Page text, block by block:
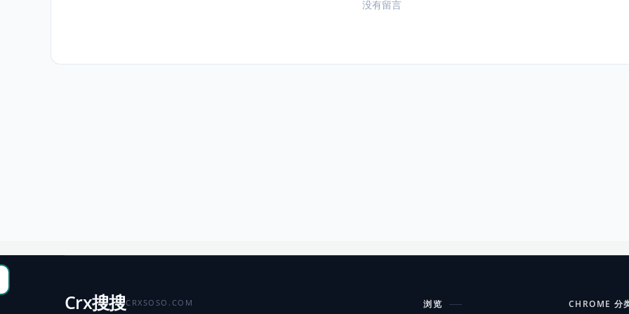
没有留言
Crx搜搜CRXSOSO.COM 浏览 CHROME 分